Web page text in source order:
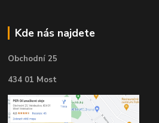
Kde nás najdete
Obchodní 25
434 01 Most